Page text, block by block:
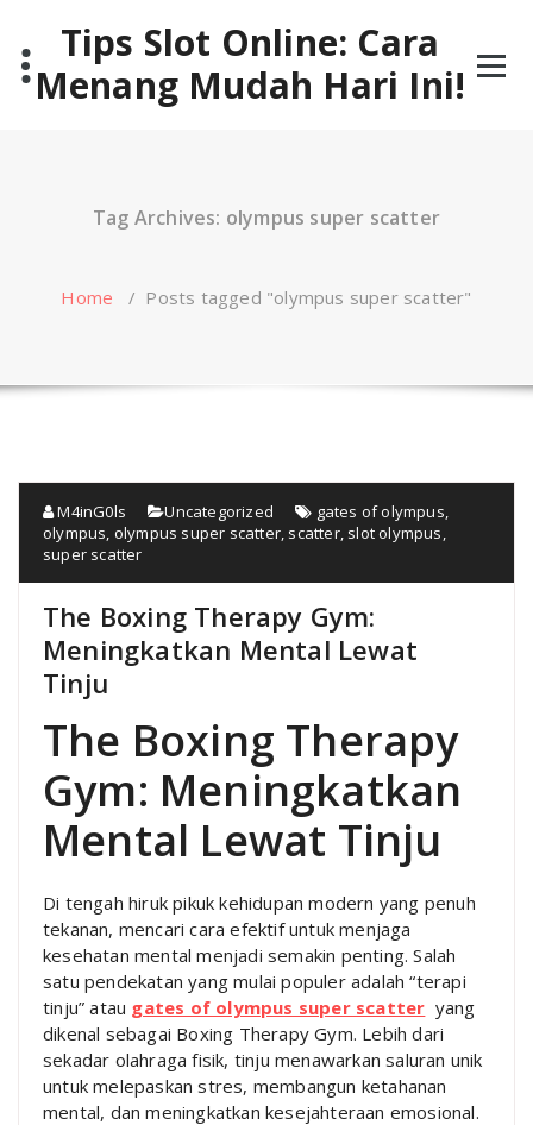
content Tips Slot Online: Cara
Menang Mudah Hari Ini!
Tag Archives: olympus super scatter
Home / Posts tagged "olympus super scatter"
M4inG0ls Uncategorized gates of olympus
olympus olympus super scatter scatter, slot olympus
super scatter
The Boxing Therapy Gym:
Meningkatkan Mental Lewat
Tinju
The Boxing Therapy
Gym: Meningkatkan
Mental Lewat Tinju
Di tengah hiruk pikuk kehidupan modern yang penuh
tekanan, mencari cara efektif untuk menjaga
kesehatan mental menjadi semakin penting. Salah
satu pendekatan yang mulai populer adalah “terapi
tinju” atau gates of olympus super scatter yang
dikenal sebagai Boxing Therapy Gym. Lebih dari
sekadar olahraga fisik, tinju menawarkan saluran unik
untuk melepaskan stres, membangun ketahanan
mental, dan meningkatkan kesejahteraan emosional.